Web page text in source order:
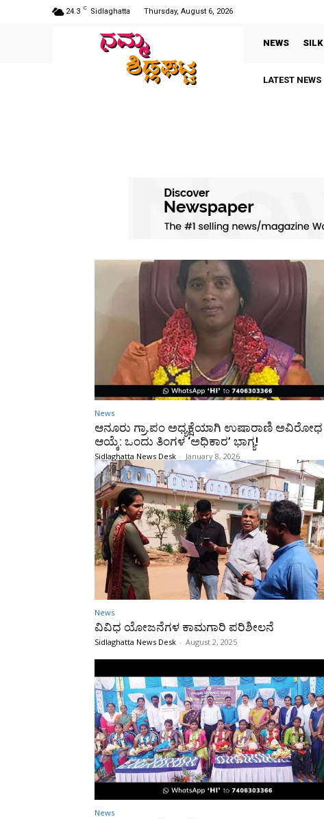
24.3 C Sidlaghatta Thursday, August 6, 2026
NEWS SILK
LATEST NEWS
News
ಆನೂರು ಗ್ರಾ.ಪಂ ಅಧ್ಯಕ್ಷೆಯಾಗಿ ಉಷಾರಾಣಿ ಅವಿರೋಧ
ಆಯ್ಕೆ: ಒಂದು ತಿಂಗಳ ‘ಅಧಿಕಾರ’ ಭಾಗ್ಯ!
Sidlaghatta News Desk - January 8, 2026
News
ವಿವಿಧ ಯೋಜನೆಗಳ ಕಾಮಗಾರಿ ಪರಿಶೀಲನೆ
Sidlaghatta News Desk - August 2, 2025
News